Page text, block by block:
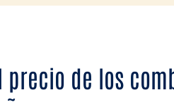
de los